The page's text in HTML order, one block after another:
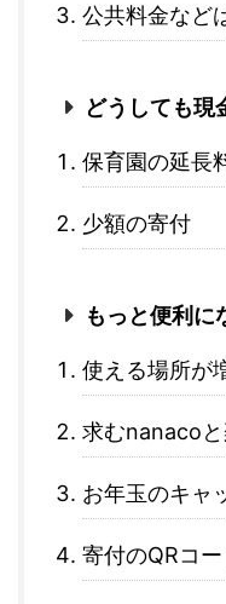
公共料金など
どうしても現
保育園の延長
少額の寄付
もっと便利に
使える場所が
求むnanaco
お年玉のキャ
寄付のQRコー